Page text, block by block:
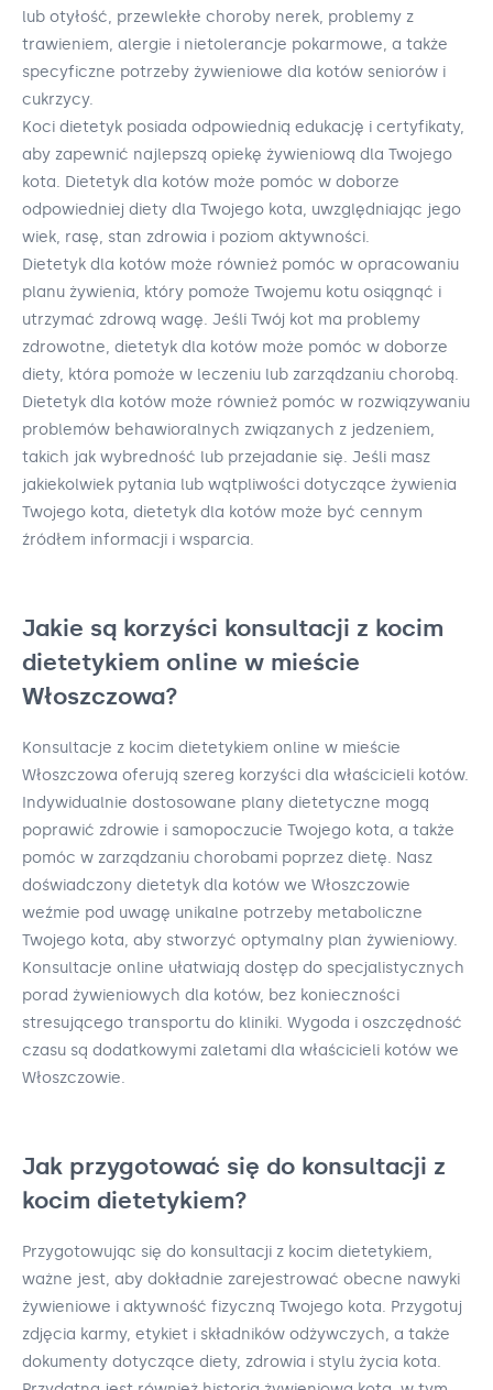
lub otyłość, przewlekłe choroby nerek, problemy z
trawieniem, alergie i nietolerancje pokarmowe, a także
specyficzne potrzeby żywieniowe dla kotów seniorów i
cukrzycy.
Koci dietetyk posiada odpowiednią edukację i certyfikaty,
aby zapewnić najlepszą opiekę żywieniową dla Twojego
kota. Dietetyk dla kotów może pomóc w doborze
odpowiedniej diety dla Twojego kota, uwzględniając jego
wiek, rasę, stan zdrowia i poziom aktywności.
Dietetyk dla kotów może również pomóc w opracowaniu
planu żywienia, który pomoże Twojemu kotu osiągnąć i
utrzymać zdrową wagę. Jeśli Twój kot ma problemy
zdrowotne, dietetyk dla kotów może pomóc w doborze
diety, która pomoże w leczeniu lub zarządzaniu chorobą.
Dietetyk dla kotów może również pomóc w rozwiązywaniu
problemów behawioralnych związanych z jedzeniem,
takich jak wybredność lub przejadanie się. Jeśli masz
jakiekolwiek pytania lub wątpliwości dotyczące żywienia
Twojego kota, dietetyk dla kotów może być cennym
źródłem informacji i wsparcia.
Jakie są korzyści konsultacji z kocim
dietetykiem online w mieście
Włoszczowa?
Konsultacje z kocim dietetykiem online w mieście
Włoszczowa oferują szereg korzyści dla właścicieli kotów.
Indywidualnie dostosowane plany dietetyczne mogą
poprawić zdrowie i samopoczucie Twojego kota, a także
pomóc w zarządzaniu chorobami poprzez dietę. Nasz
doświadczony dietetyk dla kotów we Włoszczowie
weźmie pod uwagę unikalne potrzeby metaboliczne
Twojego kota, aby stworzyć optymalny plan żywieniowy.
Konsultacje online ułatwiają dostęp do specjalistycznych
porad żywieniowych dla kotów, bez konieczności
stresującego transportu do kliniki. Wygoda i oszczędność
czasu są dodatkowymi zaletami dla właścicieli kotów we
Włoszczowie.
Jak przygotować się do konsultacji z
kocim dietetykiem?
Przygotowując się do konsultacji z kocim dietetykiem,
ważne jest, aby dokładnie zarejestrować obecne nawyki
żywieniowe i aktywność fizyczną Twojego kota. Przygotuj
zdjęcia karmy, etykiet i składników odżywczych, a także
dokumenty dotyczące diety, zdrowia i stylu życia kota.